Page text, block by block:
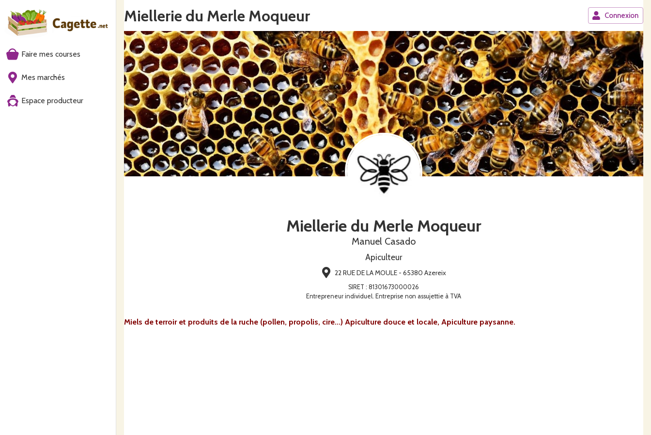
Faire mes courses
Mes marchés
Espace producteur
Miellerie du Merle Moqueur Connexion
Miellerie du Merle Moqueur
Manuel Casado
Apiculteur
22 RUE DE LA MOULE - 65380 Azereix
SIRET : 81301673000026
Entrepreneur individuel. Entreprise non assujettie à TVA
Miels de terroir et produits de la ruche (pollen, propolis, cire...) Apiculture douce et locale, Apiculture paysanne.